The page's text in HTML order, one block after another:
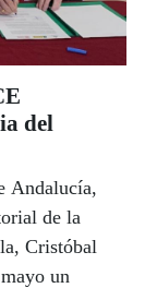
del
Andalucía,
de la
Cristóbal
un